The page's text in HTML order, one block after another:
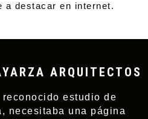
a destacar en internet.
ARQUITECTOS
estudio de
necesitaba una página